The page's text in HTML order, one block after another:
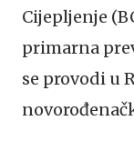
Cijepljenje
primarna
se provodi u